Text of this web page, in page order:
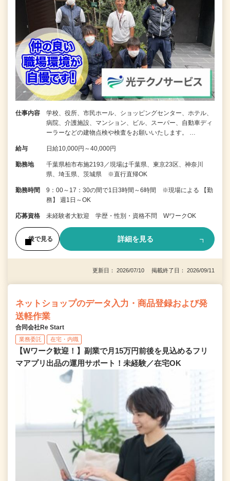
仕事内容
学校、役所、市民ホール、ショッピングセンター、ホテル、
病院、介護施設、マンション、ビル、スーパー、自動車ディ
ーラーなどの建物点検や検査をお願いいたします。 …
給与 日給10,000円～40,000円
勤務地
千葉県柏市布施2193／現場は千葉県、東京23区、神奈川
県、埼玉県、茨城県 ※直行直帰OK
勤務時間
9：00～17：30の間で1日3時間～6時間 ※現場による 【勤
務】 週1日～OK
応募資格 未経験者大歓迎 学歴・性別・資格不問 WワークOK
後で見る 詳細を見る
更新日： 2026/07/10 掲載終了日： 2026/09/11
ネットショップのデータ入力・商品登録および発
送軽作業
合同会社Re Start
業務委託 在宅・内職
【Wワーク歓迎！】副業で月15万円前後を見込めるフリ
マアプリ出品の運用サポート！未経験／在宅OK